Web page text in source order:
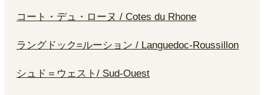
コート・デュ・ローヌ / Cotes du Rhone
ラングドック=ルーション / Languedoc-Roussillon
シュド＝ウェスト/ Sud-Ouest